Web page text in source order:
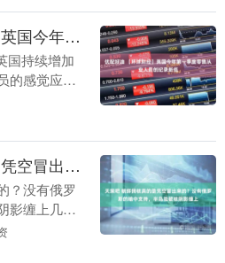
优配好油 【环球财经】英国今年第一季度零售从业人员创纪录新低
国持续增加
的感觉应该
ONS）的最
天策吧 朝鲜拥核真的是凭空冒出来的？没有俄罗斯的暗中支持，半岛能被核阴影缠上
？没有俄罗
影缠上几十
二鸟之计